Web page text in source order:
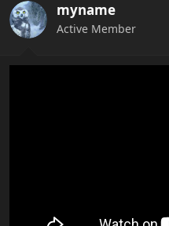
myname
Active Member